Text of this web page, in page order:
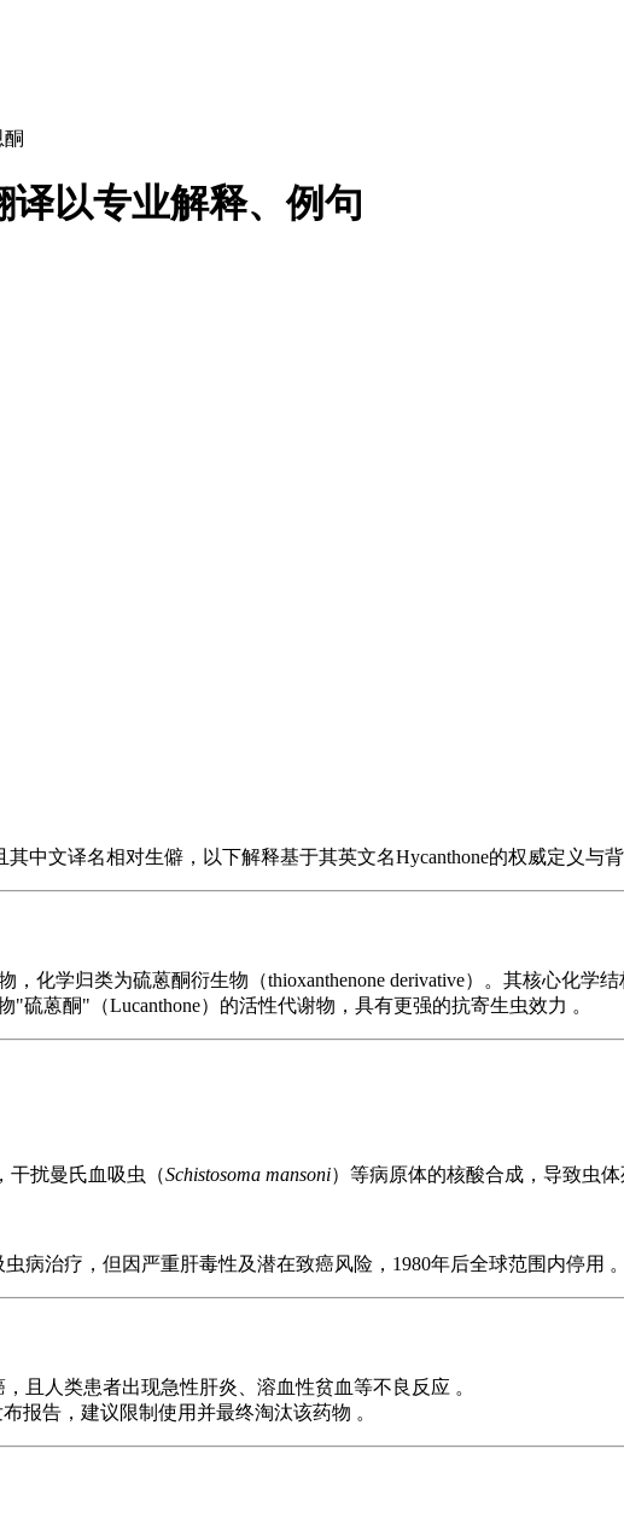
以专业解释、例句
中文译名相对生僻，以下解释基于其英文名Hycanthone的权威定义与
，化学归类为硫蒽酮衍生物（thioxanthenone derivative）。其核心化学
硫蒽酮"（Lucanthone）的活性代谢物，具有更强的抗寄生虫效力 。
干扰曼氏血吸虫（Schistosoma mansoni）等病原体的核酸合成，导致虫体
病治疗，但因严重肝毒性及潜在致癌风险，1980年后全球范围内停用 。
且人类患者出现急性肝炎、溶血性贫血等不良反应 。
报告，建议限制使用并最终淘汰该药物 。